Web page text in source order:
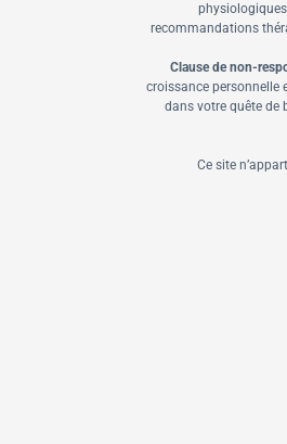
recommandations
Clause de non-
croissance personnelle
dans votre quête de
Ce site